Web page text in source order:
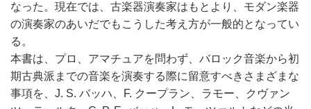
なった。現在では、古楽器演奏家はもとより、モダン楽器
の演奏家のあいだでもこうした考え方が一般的となってい
る。
本書は、プロ、アマチュアを問わず、バロック音楽から初
期古典派までの音楽を演奏する際に留意すべきさまざまな
事項を、J. S. バッハ、F. クープラン、ラモー、クヴァン